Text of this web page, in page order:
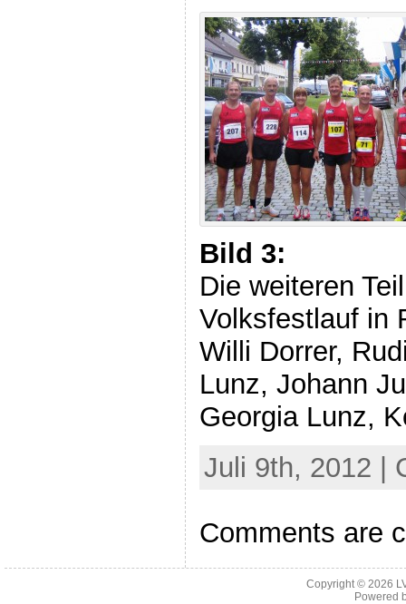
Bild 3:
Die weiteren
Volksfestlauf in
Willi Dorrer,
Lunz, Johann
Georgia Lunz,
Juli 9th, 2012 |
Comments are
Copyright © 2026
Powered